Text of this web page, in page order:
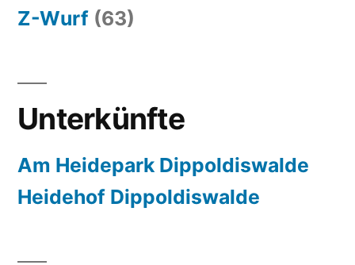
Z-Wurf (63)
Unterkünfte
Am Heidepark Dippoldiswalde
Heidehof Dippoldiswalde